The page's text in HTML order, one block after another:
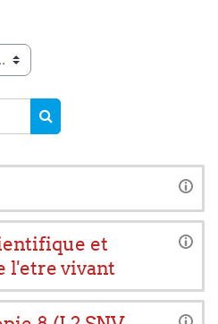
RECHERCHER DES
et
l'etre vivant